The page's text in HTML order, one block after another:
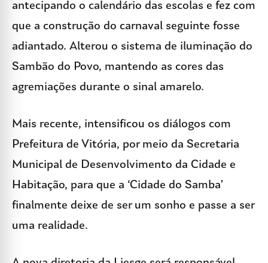
antecipando o calendário das escolas e fez com
que a construção do carnaval seguinte fosse
adiantado. Alterou o sistema de iluminação do
Sambão do Povo, mantendo as cores das
agremiações durante o sinal amarelo.
Mais recente, intensificou os diálogos com
Prefeitura de Vitória, por meio da Secretaria
Municipal de Desenvolvimento da Cidade e
Habitação, para que a ‘Cidade do Samba’
finalmente deixe de ser um sonho e passe a ser
uma realidade.